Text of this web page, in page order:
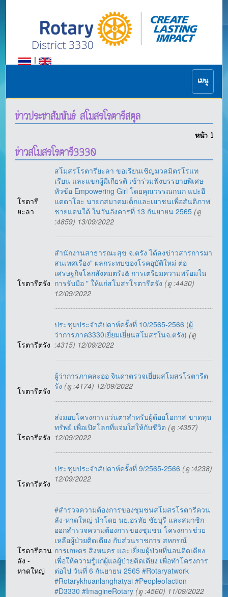
|
เมนู
ข่าวประชาสัมพันธ์ สโมสรโรตารีสตูล
หน้า 1
ข่าวสโมสรโรตารี3330
โรตารี
ยะลา
สโมสรโรตารียะลา ขอเรียนเชิญมวลมิตรโรแท
เรียน และแขกผู้มีเกียรติ เข้าร่วมฟังบรรยายพิเศษ
หัวข้อ Empowering Girl โดยคุณวรรณกนก แปะอี
แตดาโอะ นายกสมาคมเด็กและเยาชนเพื่อสันติภาพ
ชายแดนใต้ ในวันอังคารที่ 13 กันยายน 2565 (ดู
:4859) 13/09/2022
โรตารีตรัง
สำนักงานสาธารณะสุข จ.ตรัง ได้ลงข่าวสารการมา
สนเทศเรื่อง" ผลกระทบของโรคอุบัติใหม่ ต่อ
เศรษฐกิจโลกสังคมตรัง& การเตรียมความพร้อมใน
การรับมือ " ให้แก่สโมสรโรตารีตรัง (ดู :4430)
12/09/2022
โรตารีตรัง
ประชุมประจำสัปดาห์ครั้งที่ 10/2565-2566 (ผู้
ว่าการภาค3330เยี่ยมเยี่ยนสโมสรในจ.ตรัง) (ดู
:4315) 12/09/2022
โรตารีตรัง
ผู้ว่าการภาคละออ จินดาตรวจเยี่ยมสโมสรโรตารีต
รัง (ดู :4174) 12/09/2022
โรตารีตรัง
ส่งมอบโครงการแว่นตาสำหรับผู้ด้อยโอกาส ขาดทุน
ทรัพย์ เพื่อเปิดโลกที่แจ่มใสให้กับชีวิต (ดู :4357)
12/09/2022
โรตารีตรัง
ประชุมประจำสัปดาห์ครั้งที่ 9/2565-2566 (ดู :4238)
12/09/2022
โรตารีควน
ลัง -
หาดใหญ่
#สำรวจความต้องการของชุมชนสโมสรโรตารีควน
ลัง-หาดใหญ่ นำโดย นย.อรทัย ชัยบุรี และสมาชิก
ออกสำรวจความต้องการของชุมชน โครงการช่วย
เหลือผู้ป่วยติดเตียง กับส่วนราชการ สหกรณ์
การเกษตร สิงหนคร และเยี่ยมผู้ป่วยที่นอนติดเตียง
เพื่อให้ความรู้แก่ผู้แลผู้ป่วยติดเตียง เพื่อทำโครงการ
ต่อไป วันที่ 6 กันยายน 2565 #Rotaryatwork
#Rotarykhuanlanghatyai #Peopleofaction
#D3330 #ImagineRotary (ดู :4560) 11/09/2022